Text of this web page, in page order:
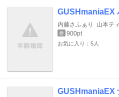
GUSHmaniaEX
内藤さふぁり 山本テ
巻 900pt
お気に入り：5人
GUSHmaniaEX